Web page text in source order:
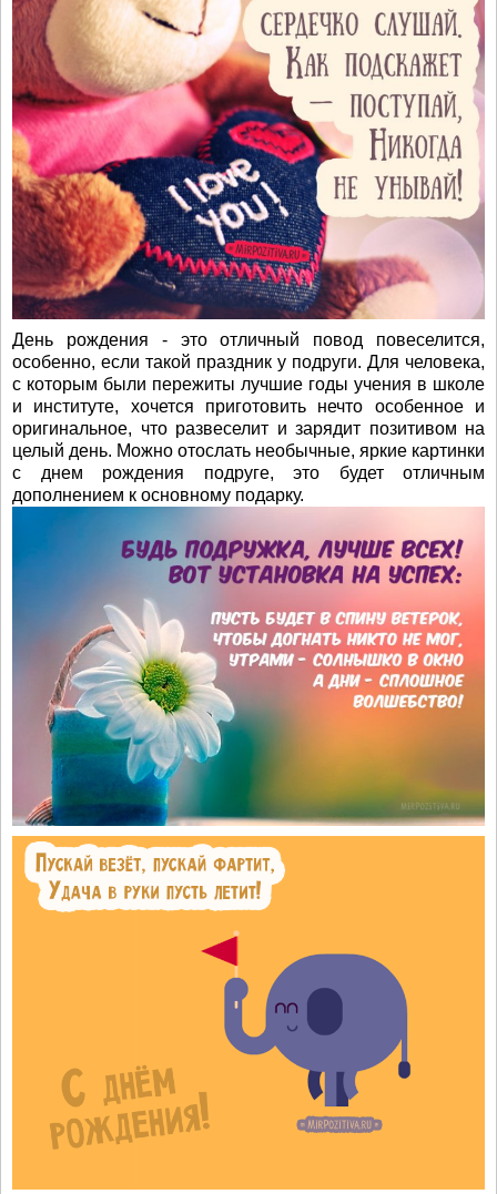
День рождения - это отличный повод повеселится,
особенно, если такой праздник у подруги. Для человека,
с которым были пережиты лучшие годы учения в школе
и институте, хочется приготовить нечто особенное и
оригинальное, что развеселит и зарядит позитивом на
целый день. Можно отослать необычные, яркие картинки
с днем рождения подруге, это будет отличным
дополнением к основному подарку.